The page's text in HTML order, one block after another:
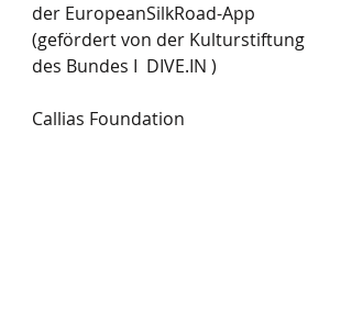
der EuropeanSilkRoad-App
(gefördert von der Kulturstiftung
des Bundes I  DIVE.IN )
Callias Foundation